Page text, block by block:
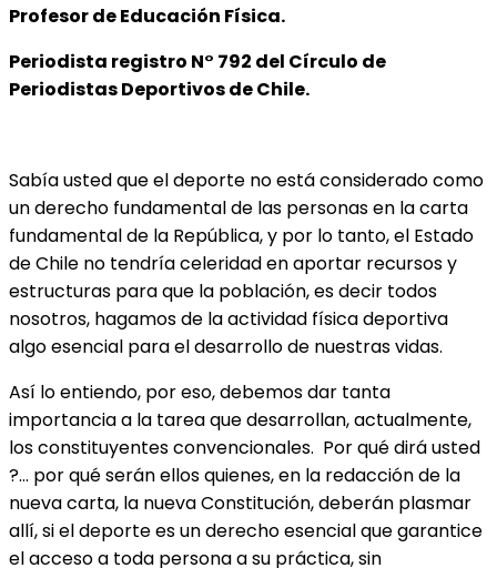
Profesor de Educación Física.
Periodista registro N° 792 del Círculo de
Periodistas Deportivos de Chile.
Sabía usted que el deporte no está considerado como
un derecho fundamental de las personas en la carta
fundamental de la República, y por lo tanto, el Estado
de Chile no tendría celeridad en aportar recursos y
estructuras para que la población, es decir todos
nosotros, hagamos de la actividad física deportiva
algo esencial para el desarrollo de nuestras vidas.
Así lo entiendo, por eso, debemos dar tanta
importancia a la tarea que desarrollan, actualmente,
los constituyentes convencionales. Por qué dirá usted
?… por qué serán ellos quienes, en la redacción de la
nueva carta, la nueva Constitución, deberán plasmar
allí, si el deporte es un derecho esencial que garantice
el acceso a toda persona a su práctica, sin